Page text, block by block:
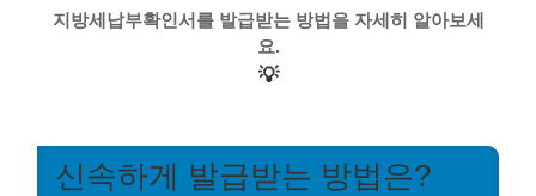
지방세납부확인서를 발급받는 방법을 자세히 알아보세
요.
💡
신속하게 발급받는 방법은?